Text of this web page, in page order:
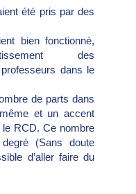
été pris par des
bien fonctionné,
des
dans le
de parts dans
et un accent
RCD. Ce nombre
(Sans doute
d’aller faire du